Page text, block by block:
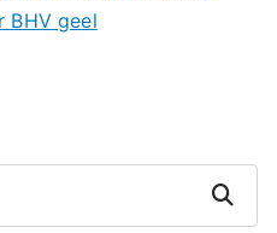
BHV geel
Zoeken